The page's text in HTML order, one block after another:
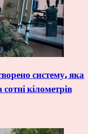
систему, яка
кілометрів